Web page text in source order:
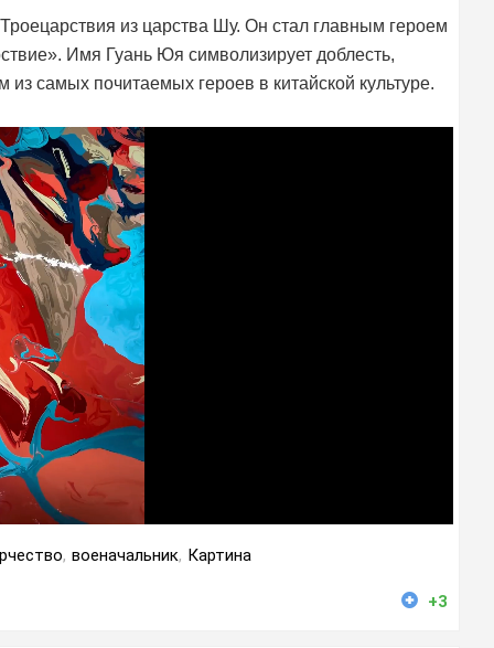
из царства Шу. Он стал главным героем
Имя Гуань Юя символизирует доблесть,
из самых почитаемых героев в китайской культуре.
, военачальник, Картина
+3